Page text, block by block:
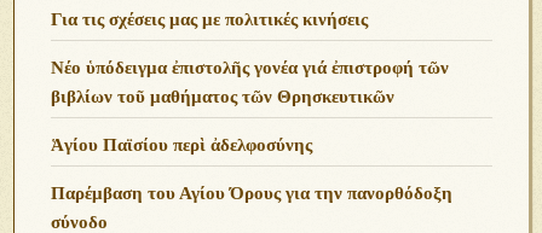
Για τις σχέσεις μας με πολιτικές κινήσεις
Νέο ὑπόδειγμα ἐπιστολῆς γονέα γιά ἐπιστροφή τῶν
βιβλίων τοῦ μαθήματος τῶν Θρησκευτικῶν
Ἁγίου Παϊσίου περὶ ἀδελφοσύνης
Παρέμβαση του Αγίου Όρους για την πανορθόδοξη
σύνοδο